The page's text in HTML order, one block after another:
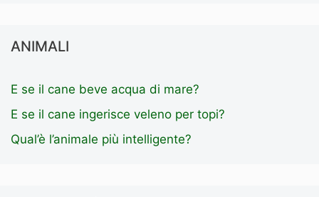
ANIMALI
E se il cane beve acqua di mare?
E se il cane ingerisce veleno per topi?
Qual’è l’animale più intelligente?